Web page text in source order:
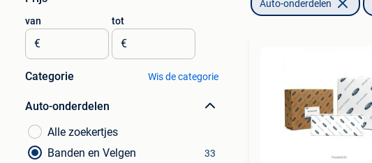
van
€
tot
€
Categorie Wis de categorie
Auto-onderdelen
Alle zoekertjes
Banden en Velgen
33
Auto-onderdelen